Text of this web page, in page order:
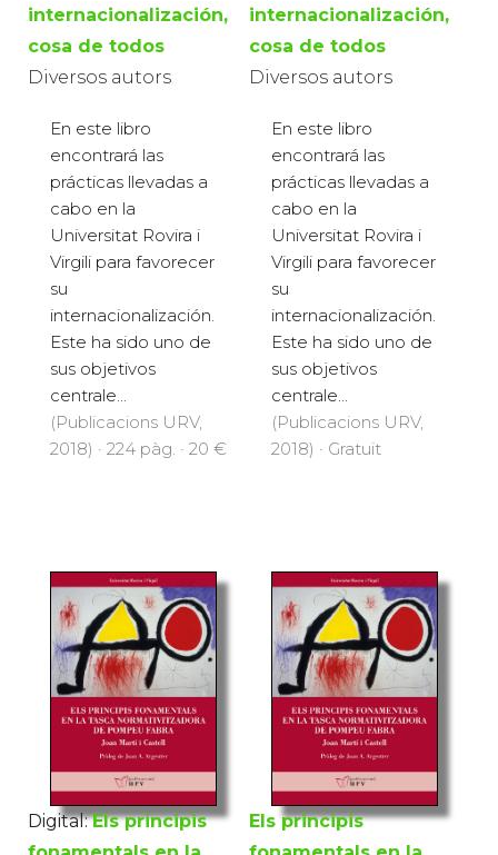
internacionalización,
cosa de todos
Diversos autors
En este libro
encontrará las
prácticas llevadas a
cabo en la
Universitat Rovira i
Virgili para favorecer
su
internacionalización.
Este ha sido uno de
sus objetivos
centrale...
(Publicacions URV,
2018) · 224 pàg. · 20 €
internacionalización,
cosa de todos
Diversos autors
En este libro
encontrará las
prácticas llevadas a
cabo en la
Universitat Rovira i
Virgili para favorecer
su
internacionalización.
Este ha sido uno de
sus objetivos
centrale...
(Publicacions URV,
2018) · Gratuït
Digital: Els principis
Els principis